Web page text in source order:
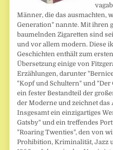
Männer, die das ausmachten,
Generation" nannte. Mit ihren
baumelnden Zigaretten sind
und vor allem modern. Diese
Geschichten enthält zum
Übersetzung einige von
Erzählungen, darunter
"Kopf und Schultern" und "Der
ein fester Bestandteil der
der Moderne und zeichnet das
Insgesamt ein einzigartiges
Gatsby" und ein treffendes
"Roaring Twenties", den von
Prohibition, Kriminalität, Jazz